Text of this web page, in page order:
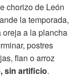
chorizo de León
la temporada,
a la plancha
postres
flan o arroz
sin artificio.